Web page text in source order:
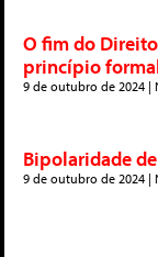
O fim do
princípio
9 de outubro de 2024
Bipolaridade
9 de outubro de 2024